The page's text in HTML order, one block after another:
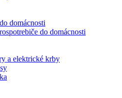
domácnosti
do domácnosti
a elektrické krby